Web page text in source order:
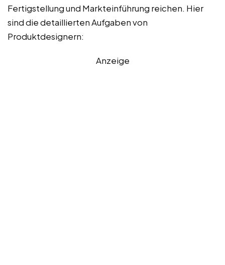
Fertigstellung und Markteinführung reichen. Hier
sind die detaillierten Aufgaben von
Produktdesignern:
Anzeige